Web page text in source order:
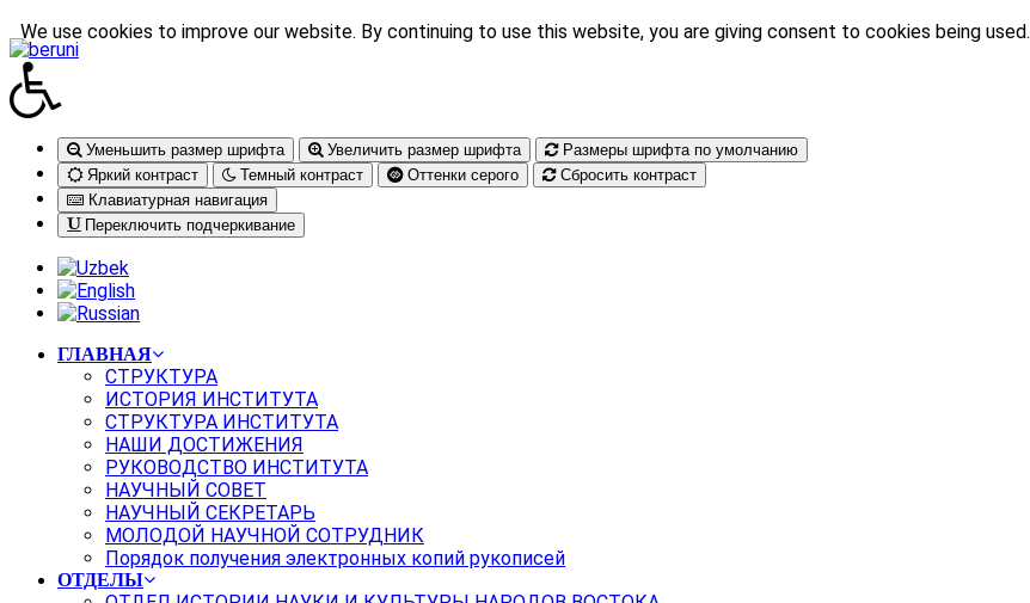
Уменьшить размер шрифта Увеличить размер шрифта
Размеры шрифта по умолчанию
Яркий контраст
Темный контраст Оттенки серого
Сбросить контраст
Клавиатурная навигация
Переключить подчеркивание
ГЛАВНАЯ
СТРУКТУРА
ИСТОРИЯ ИНСТИТУТА
СТРУКТУРА ИНСТИТУТА
НАШИ ДОСТИЖЕНИЯ
РУКОВОДСТВО ИНСТИТУТА
НАУЧНЫЙ СОВЕТ
НАУЧНЫЙ СЕКРЕТАРЬ
МОЛОДОЙ НАУЧНОЙ СОТРУДНИК
Порядок получения электронных копий рукописей
ОТДЕЛЫ
We use cookies to improve our website. By continuing to use this website, you are giving consent to cookies being used.